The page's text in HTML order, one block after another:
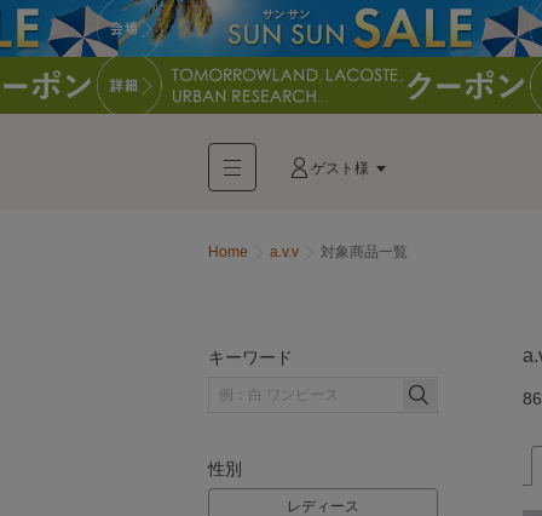
ゲスト様
Home a.v.v 対象商品一覧
キーワード
性別
レディース